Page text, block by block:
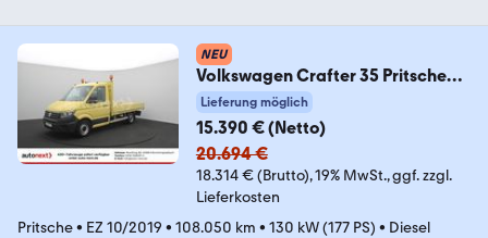
NEU
Volkswagen Crafter 35 Pritsche
1.HAND+ AHK 3,0t (0130)
Lieferung möglich
15.390 € (Netto)
20.694 €
18.314 € (Brutto) 19% MwSt. ggf. zzgl.
Lieferkosten
Pritsche• EZ 10/2019 • 108.050 km • 130 kW (177 PS) • Diesel